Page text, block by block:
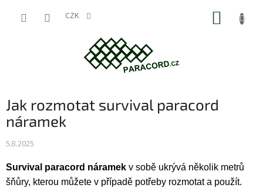
CZK
Jak rozmotat survival paracord
náramek
5.8.2025
Survival paracord náramek v sobě ukrývá několik metrů
šňůry, kterou můžete v případě potřeby rozmotat a použít.